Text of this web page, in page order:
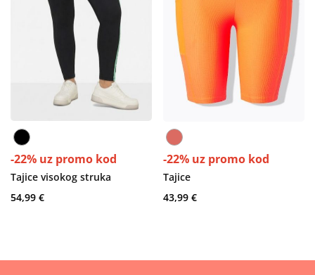
-22% uz promo kod
Tajice visokog struka
54,99 €
-22% uz promo kod
Tajice
43,99 €